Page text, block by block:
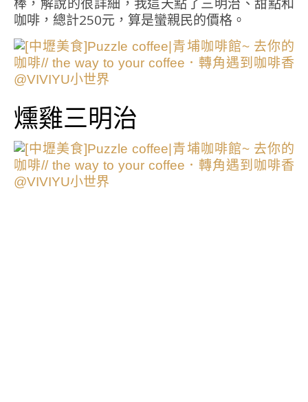
咖啡，總計250元，算是蠻親民的價格。
燻雞三明治